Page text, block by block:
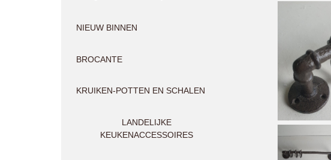
NIEUW BINNEN
BROCANTE
KRUIKEN-POTTEN EN SCHALEN
LANDELIJKE
KEUKENACCESSOIRES